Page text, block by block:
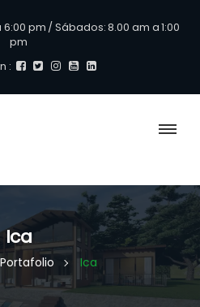
pm / Sábados: 8.00 am a 1:00
pm
:
Ica
Portafolio Ica